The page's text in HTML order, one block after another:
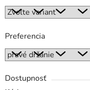
Preferencia
Dostupnosť